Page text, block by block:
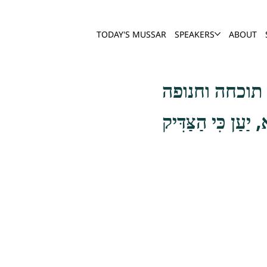
TODAY'S MUSSAR SPEAKERS ABOUT
וחנופה
יַעַן כִּי הַצַּדִּיק